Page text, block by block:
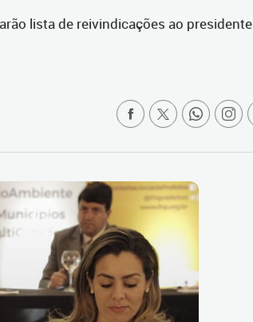
lista de reivindicações ao presidente